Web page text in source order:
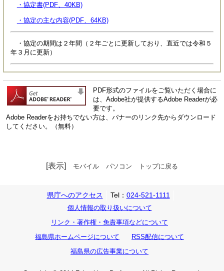
・協定書(PDF、40KB)
・協定の主な内容(PDF、64KB)
・協定の期間は２年間（２年ごとに更新しており、直近では令和５
年３月に更新）
PDF形式のファイルをご覧いただく場合に
は、Adobe社が提供するAdobe Readerが必
要です。
Adobe Readerをお持ちでない方は、バナーのリンク先からダウンロード
してください。（無料）
[表示] モバイル パソコン トップに戻る
県庁へのアクセス Tel： 024-521-1111
個人情報の取り扱いについて
リンク・著作権・免責事項などについて
福島県ホームページについて
RSS配信について
福島県の広告事業について